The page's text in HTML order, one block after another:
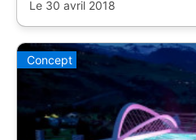
Le 30 avril 2018
Concept